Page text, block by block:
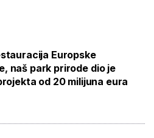
Europske
naš park prirode dio je
od 20 milijuna eura